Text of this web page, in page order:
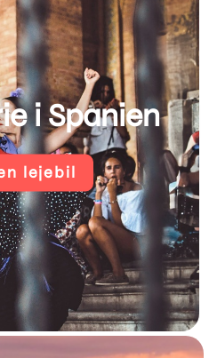
i Spanien
lejebil